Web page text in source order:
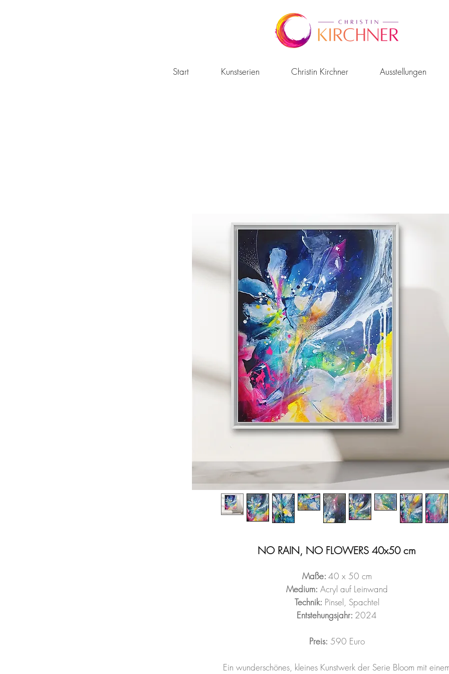
Start Kunstserien Christin Kirchner Ausstellungen
NO RAIN, NO FLOWERS 40x50 cm
Maße: 40 x 50 cm
Medium: Acryl auf Leinwand
Technik: Pinsel, Spachtel
Entstehungsjahr: 2024
Preis: 590 Euro
Ein wunderschönes, kleines Kunstwerk der Serie Bloom mit